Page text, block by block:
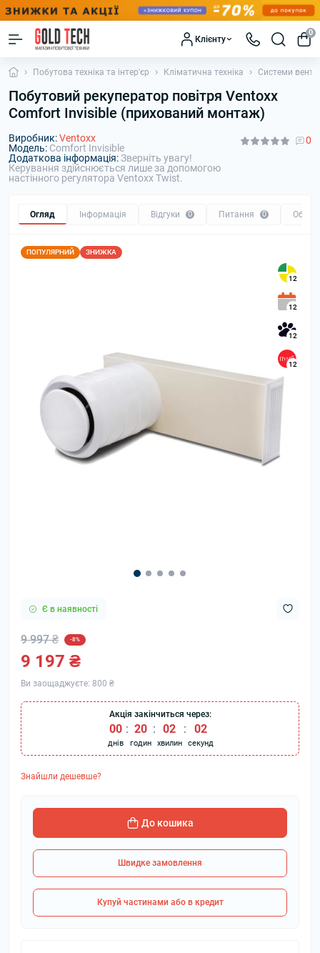
Клієнту
0
Побутова техніка та інтер'єр Кліматична техніка Системи
Побутовий рекуператор повітря Ventoxx
Comfort Invisible (прихований монтаж)
Виробник:Ventoxx
Модель: Comfort Invisible
Додаткова інформація:Зверніть увагу!
Керування здійснюється лише за допомогою
настінного регулятора Ventoxx Twist.
0
Огляд Інформація Відгуки 0 Питання 0 Обмін
ПОПУЛЯРНИЙ ЗНИЖКА
12
12
12
12
Є в наявності
9 997 ₴ -8%
9 197 ₴
Ви заощаджуєте: 800 ₴
Акція закінчиться через:
00
днів
: 20
годин
: 02
хвилин
: 01
секунд
Знайшли дешевше?
До кошика
Швидке замовлення
Купуй частинами або в кредит